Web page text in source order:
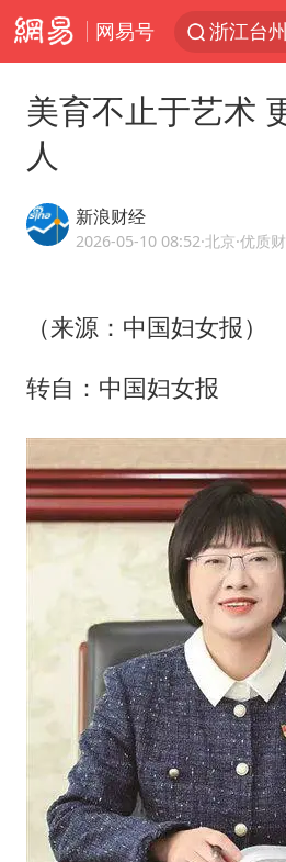
网易号
伊斯兰
多所高
张本智
习近平
美育不止于艺术
人
新浪财经
2026-05-10 08:52·北京·优质
（来源：中国妇女报）
转自：中国妇女报